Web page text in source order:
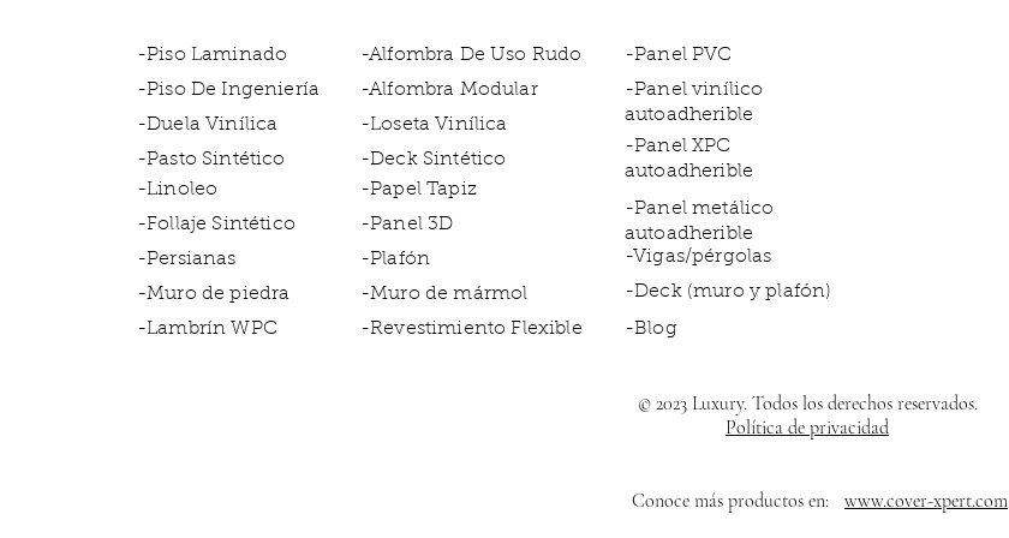
-Piso Laminado
-Alfombra De Uso Rudo
-Piso De Ingeniería
-Alfombra Modular
-Duela Vinílica
-Loseta Vinílica
-Pasto Sintético
-Deck Sintético
-Linoleo
-Papel Tapiz
-Follaje Sintético
-Panel 3D
-Persianas
-Plafón
-Muro de piedra
-Muro de mármol
-Lambrín WPC
-Revestimiento Flexible
-Panel PVC
-Panel vinílico
autoadherible
-Panel XPC
autoadherible
-Panel metálico
autoadherible
-Blog
-Vigas/pérgolas
-Deck (muro y plafón)
© 2023 Luxury. Todos los derechos reservados.
Política de privacidad
Conoce más productos en: www.cover-xpert.com